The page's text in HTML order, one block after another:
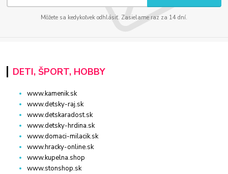
Môžete sa kedykoľvek odhlásiť. Zasielame raz za 14 dní.
DETI, ŠPORT, HOBBY
www.kamenik.sk
www.detsky-raj.sk
www.detskaradost.sk
www.detsky-hrdina.sk
www.domaci-milacik.sk
www.hracky-online.sk
www.kupelna.shop
www.stonshop.sk